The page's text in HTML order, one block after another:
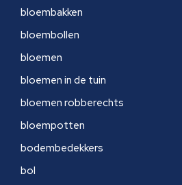
bloembakken
bloembollen
bloemen
bloemen in de tuin
bloemen robberechts
bloempotten
bodembedekkers
bol